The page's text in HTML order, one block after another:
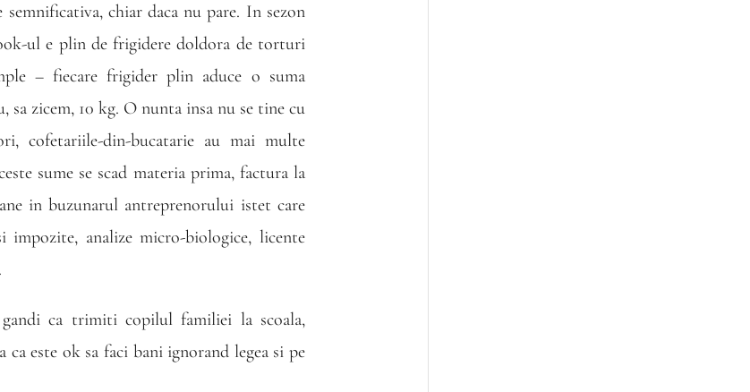
chiar daca nu pare. In sezon
ul e plin de frigidere doldora de torturi
– fiecare frigider plin aduce o suma
zicem, 10 kg. O nunta insa nu se tine cu
cofetariile-din-bucatarie au mai multe
sume se scad materia prima, factura la
in buzunarul antreprenorului istet care
analize micro-biologice, licente
ca trimiti copilul familiei la scoala,
este ok sa faci bani ignorand legea si pe